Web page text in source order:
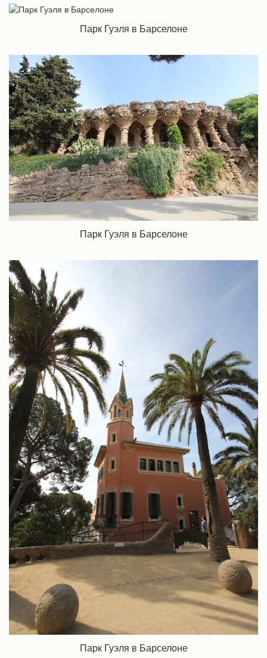
Парк Гуэля в Барселоне
Парк Гуэля в Барселоне
Парк Гуэля в Барселоне